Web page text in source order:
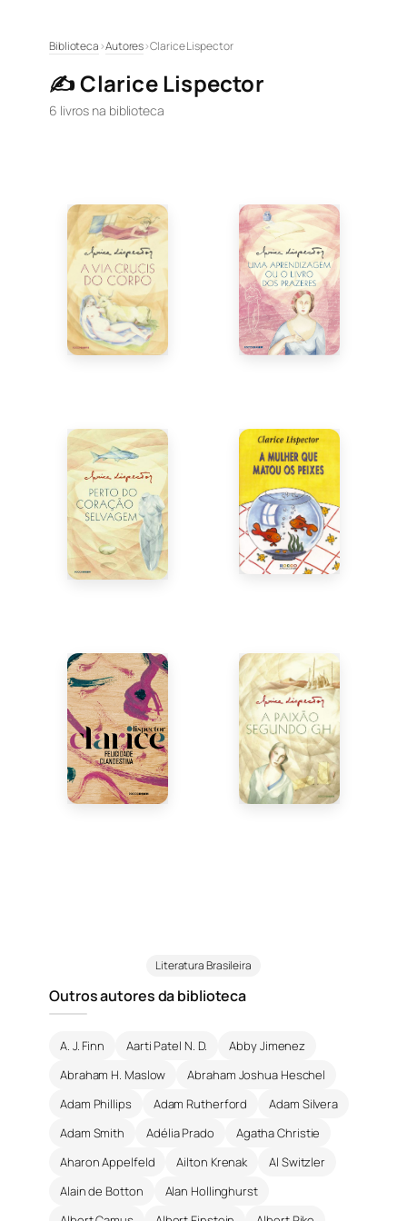
conteúdo
Biblioteca›Autores›Clarice Lispector
✍️ Clarice Lispector
6 livros na biblioteca
Literatura Brasileira
Outros autores da biblioteca
A. J. Finn Aarti Patel N. D.
Abby Jimenez
Abraham H. Maslow
Abraham Joshua Heschel
Adam Phillips
Adam Rutherford
Adam Silvera
Adam Smith
Adélia Prado
Agatha Christie
Aharon Appelfeld
Ailton Krenak
Al Switzler
Alain de Botton
Alan Hollinghurst